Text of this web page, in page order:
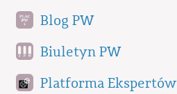
Blog PW
Biuletyn PW
Platforma Ekspertów